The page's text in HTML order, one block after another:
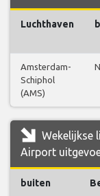
Luchthaven
Amsterdam-
Schiphol
(AMS)
Wekelijkse
Airport
buiten